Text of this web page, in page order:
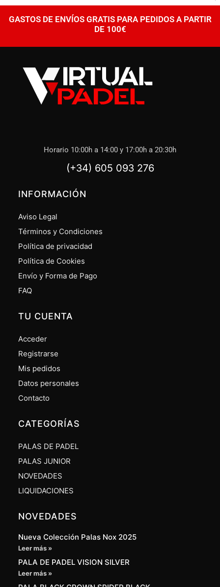
GASTOS DE ENVÍOS GRATIS PARA PEDIDOS A PARTIR
DE 100€
Horario 10:00h a 14:00 y 17:00h a 20:30h
(+34) 605 093 276
INFORMACIÓN
Aviso Legal
Términos y Condiciones
Política de privacidad
Política de Cookies
Envío y Forma de Pago
FAQ
TU CUENTA
Acceder
Registrarse
Mis pedidos
Datos personales
Contacto
CATEGORÍAS
PALAS DE PADEL
PALAS JUNIOR
NOVEDADES
LIQUIDACIONES
NOVEDADES
Nueva Colección Palas Nox 2025
Leer más »
PALA DE PADEL VISION SILVER
Leer más »